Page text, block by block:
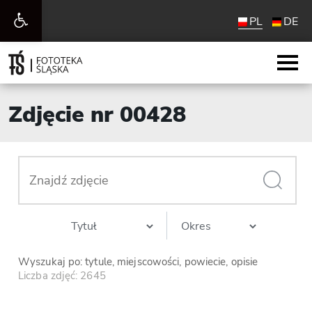
Otwórz
pasek
narzędzi
PL DE
Zdjęcie nr 00428
Wyszukaj po: tytule, miejscowości, powiecie, opisie
Liczba zdjęć: 2645